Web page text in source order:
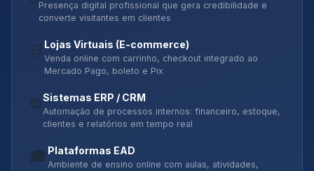
Presença digital profissional que gera credibilidade e
converte visitantes em clientes
🛒Lojas Virtuais (E-commerce)
Venda online com carrinho, checkout integrado ao
Mercado Pago, boleto e Pix
⚙️Sistemas ERP / CRM
Automação de processos internos: financeiro, estoque,
clientes e relatórios em tempo real
🎓Plataformas EAD
Ambiente de ensino online com aulas, atividades,